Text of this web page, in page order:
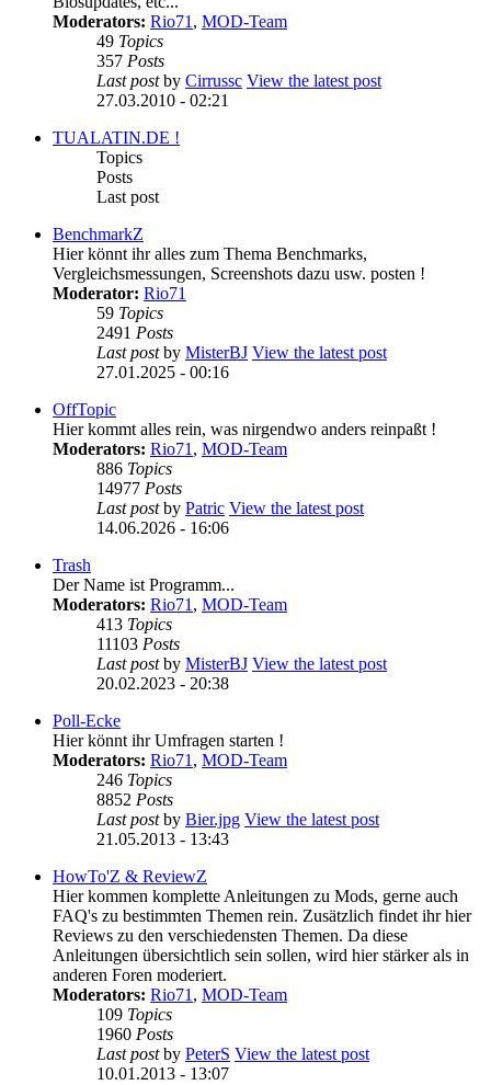
Moderators: Rio71, MOD-Team
49 Topics
357 Posts
Last postby Cirrussc View the latest post
27.03.2010 - 02:21
TUALATIN.DE !
Topics
Posts
Last post
BenchmarkZ
Hier könnt ihr alles zum Thema Benchmarks,
Vergleichsmessungen, Screenshots dazu usw. posten !
Moderator: Rio71
59 Topics
2491 Posts
Last postby MisterBJ View the latest post
27.01.2025 - 00:16
OffTopic
Hier kommt alles rein, was nirgendwo anders reinpaßt !
Moderators: Rio71, MOD-Team
886 Topics
14977 Posts
Last postby Patric View the latest post
14.06.2026 - 16:06
Trash
Der Name ist Programm...
Moderators: Rio71, MOD-Team
413 Topics
11103 Posts
Last postby MisterBJ View the latest post
20.02.2023 - 20:38
Poll-Ecke
Hier könnt ihr Umfragen starten !
Moderators: Rio71, MOD-Team
246 Topics
8852 Posts
Last postby Bier.jpg View the latest post
21.05.2013 - 13:43
HowTo'Z & ReviewZ
Hier kommen komplette Anleitungen zu Mods, gerne auch
FAQ's zu bestimmten Themen rein. Zusätzlich findet ihr hier
Reviews zu den verschiedensten Themen. Da diese
Anleitungen übersichtlich sein sollen, wird hier stärker als in
anderen Foren moderiert.
Moderators: Rio71, MOD-Team
109 Topics
1960 Posts
Last postby PeterS View the latest post
10.01.2013 - 13:07